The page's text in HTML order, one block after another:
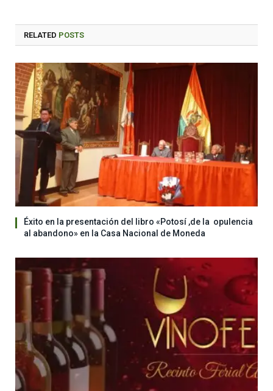
RELATED POSTS
Éxito en la presentación del libro «Potosí ,de la opulencia
al abandono» en la Casa Nacional de Moneda